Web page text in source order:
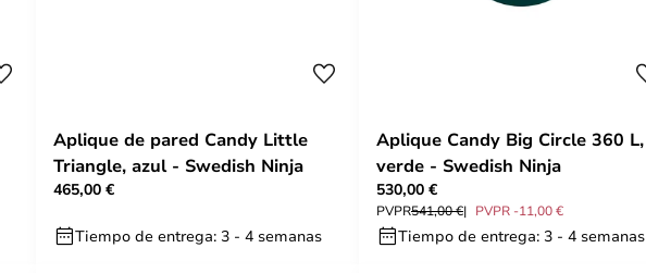
Aplique de pared Candy Little
Triangle, azul - Swedish Ninja
465,00 €
Tiempo de entrega: 3 - 4 semanas
Aplique Candy Big Circle 360 L,
verde - Swedish Ninja
530,00 €
PVPR541,00 € PVPR -11,00 €
Tiempo de entrega: 3 - 4 semanas